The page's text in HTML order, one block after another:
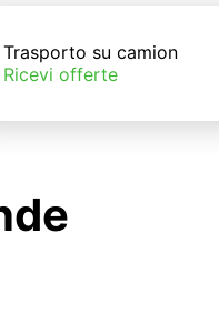
Trasporto su camion
Ricevi offerte